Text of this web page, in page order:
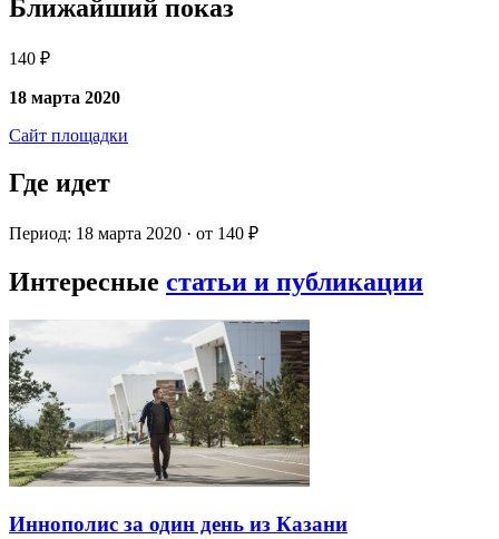
Ближайший показ
140 ₽
18 марта 2020
Сайт площадки
Где идет
Период: 18 марта 2020 · от 140 ₽
Интересные статьи и публикации
Иннополис за один день из Казани